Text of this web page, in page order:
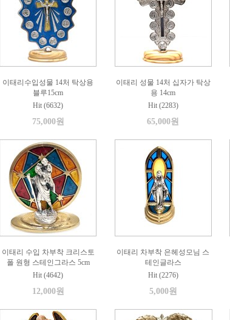
이태리수입성물 14처 탁상용
블루15cm
Hit (6632)
75,000원
이태리 성물 14처 십자가 탁상
용 14cm
Hit (2283)
65,000원
이태리 수입 차부착 크리스토
폴 원형 스테인그라스 5cm
Hit (4642)
12,000원
이태리 차부착 은헤성모님 스
테인글라스
Hit (2276)
5,000원